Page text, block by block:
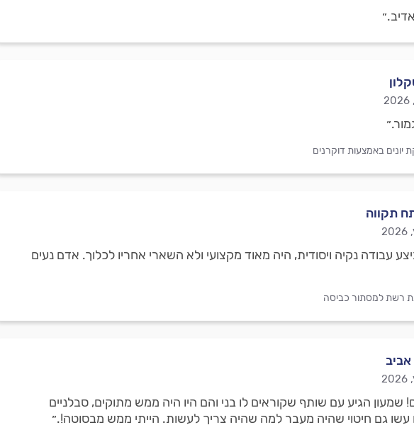
יונים באמצעות דוקרנים
תקווה
עבודה נקיה ויסודית, היה מאוד מקצועי ולא השארי אחריו לכלוך. אדם נעים
רשת למסתור כביסה
שמעון הגיע עם שותף שקוראים לו בני והם היו היה ממש מתוקים, סבלניים
עשו גם חיטוי שהיה מעבר למה שהיה צריך לעשות. הייתי ממש מבסוטה!.״